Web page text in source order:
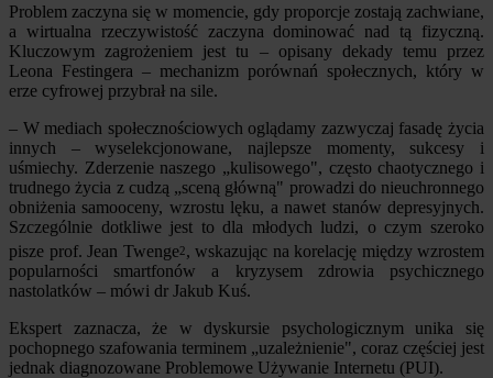
Problem zaczyna się w momencie, gdy proporcje zostają zachwiane,
a wirtualna rzeczywistość zaczyna dominować nad tą fizyczną.
Kluczowym zagrożeniem jest tu – opisany dekady temu przez
Leona Festingera – mechanizm porównań społecznych, który w
erze cyfrowej przybrał na sile.
– W mediach społecznościowych oglądamy zazwyczaj fasadę życia
innych – wyselekcjonowane, najlepsze momenty, sukcesy i
uśmiechy. Zderzenie naszego „kulisowego", często chaotycznego i
trudnego życia z cudzą „sceną główną" prowadzi do nieuchronnego
obniżenia samooceny, wzrostu lęku, a nawet stanów depresyjnych.
Szczególnie dotkliwe jest to dla młodych ludzi, o czym szeroko
pisze prof. Jean Twenge2, wskazując na korelację między wzrostem
popularności smartfonów a kryzysem zdrowia psychicznego
nastolatków – mówi dr Jakub Kuś.
Ekspert zaznacza, że w dyskursie psychologicznym unika się
pochopnego szafowania terminem „uzależnienie", coraz częściej jest
jednak diagnozowane Problemowe Używanie Internetu (PUI).